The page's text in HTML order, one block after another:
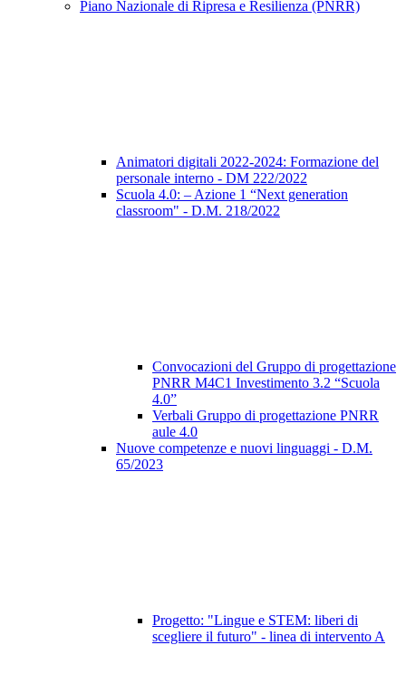
Piano Nazionale di Ripresa e Resilienza (PNRR)
Animatori digitali 2022-2024: Formazione del
personale interno - DM 222/2022
Scuola 4.0: – Azione 1 “Next generation
classroom" - D.M. 218/2022
Convocazioni del Gruppo di progettazione
PNRR M4C1 Investimento 3.2 “Scuola
4.0”
Verbali Gruppo di progettazione PNRR
aule 4.0
Nuove competenze e nuovi linguaggi - D.M.
65/2023
Progetto: "Lingue e STEM: liberi di
scegliere il futuro" - linea di intervento A